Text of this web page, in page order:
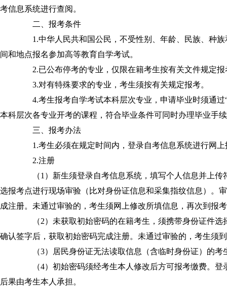
考信息系统进行查阅。
二、报考条件
1.中华人民共和国公民，不受性别、年龄、民族、种族
间和地点报名参加高等教育自学考试。
2.已公布停考的专业，仅限在籍考生按有关文件规定报
3.对有特殊要求的专业，考生须按有关规定报考。
4.考生报考自学考试本科层次专业，申请毕业时须通过
本科层次各专业开考的课程，符合毕业条件可同时办理毕业手
三、报考办法
1.考生必须在规定时间内，登录自考信息系统进行网上
2.注册
（1）新生须登录自考信息系统，填写个人信息并上传
选报考点进行现场审验（比对身份证信息和采集指纹信息）。
成注册。未通过审验的，考生须网上修改所填信息，再次到报
（2）未获取初始密码的在籍考生，须携带身份证件选
确认签字后，获取初始密码完成注册。未通过审验的，考生须
（3）居民身份证无法读取信息（含临时身份证）的考
（4）初始密码须经考生本人修改后方可报考缴费。登
后果由考生本人承担。